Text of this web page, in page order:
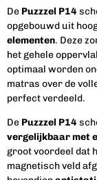
De Puzzzel P14
opgebouwd uit
elementen. Deze
het gehele
optimaal worden
matras over de
perfect verdeeld.
De Puzzzel P14
vergelijkbaar met
groot voordeel dat
magnetisch veld